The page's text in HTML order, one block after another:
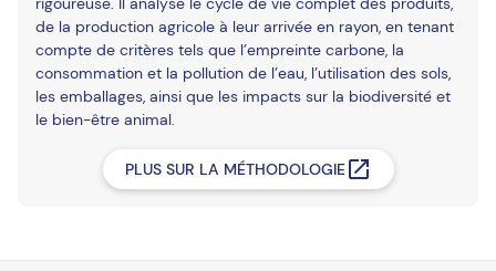
de la production agricole à leur arrivée en rayon, en tenant
compte de critères tels que l’empreinte carbone, la
consommation et la pollution de l’eau, l’utilisation des sols,
les emballages, ainsi que les impacts sur la biodiversité et
le bien-être animal.
PLUS SUR LA MÉTHODOLOGIE